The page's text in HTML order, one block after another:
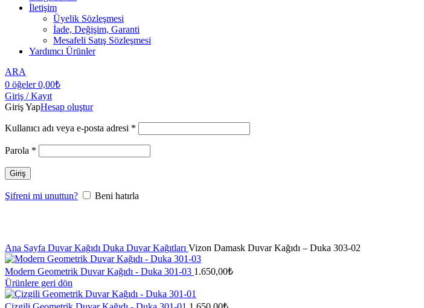
İletişim
Üyelik Sözleşmesi
İade, Değişim, Garanti
Mesafeli Satış Sözleşmesi
Yardımcı Ürünler
ARA
0 öğeler 0,00₺
Giriş / Kayıt
Giriş YapHesap oluştur
Kullanıcı adı veya e-posta adresi *
Parola *
Giriş
Şifreni mi unuttun? Beni hatırla
Ana Sayfa Duvar Kağıdı Duka Duvar Kağıtları Vizon Damask Duvar Kağıdı – Duka 303-02
Modern Geometrik Duvar Kağıdı - Duka 301-03 1.650,00₺
Ürünlere geri dön